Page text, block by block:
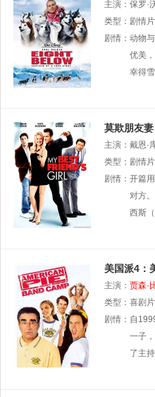
主演： 保罗·
类型： 剧情片
剧情： 动物
优美
幸得
莫欺朋友妻
主演： 戴恩·
类型： 剧情片
剧情： 开篇
对方
西斯
美国派4：
主演： 贾森·
类型： 喜剧片
剧情： 自
一子
了主